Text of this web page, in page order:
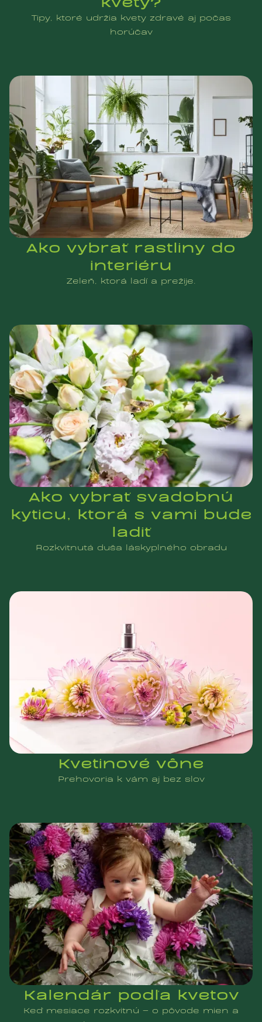
Tipy, ktoré udržia kvety zdravé aj počas
horúčav
Ako vybrať rastliny do
interiéru
Zeleň, ktorá ladí a prežije.
Ako vybrať svadobnú
kyticu, ktorá s vami bude
ladiť
Rozkvitnutá duša láskyplného obradu
Kvetinové vône
Prehovoria k vám aj bez slov
Kalendár podľa kvetov
Keď mesiace rozkvitnú – o pôvode mien a